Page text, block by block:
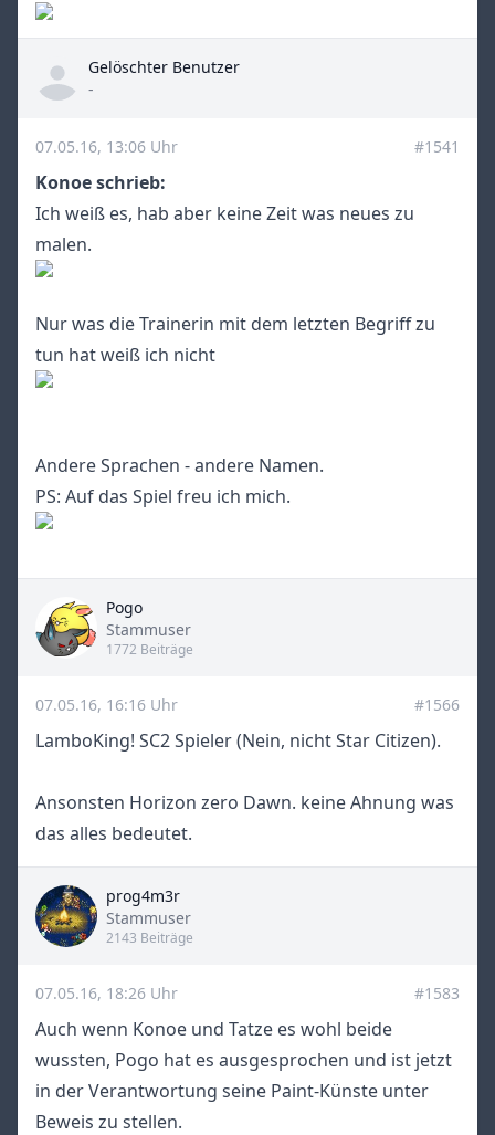
Gelöschter Benutzer
Title
-
07.05.16, 13:06 Uhr #1541
Konoe schrieb:
Ich weiß es, hab aber keine Zeit was neues zu
malen.
Nur was die Trainerin mit dem letzten Begriff zu
tun hat weiß ich nicht
Andere Sprachen - andere Namen.
PS: Auf das Spiel freu ich mich.
Pogo
Title
Stammuser
1772 Beiträge
07.05.16, 16:16 Uhr #1566
LamboKing! SC2 Spieler (Nein, nicht Star Citizen).
Ansonsten Horizon zero Dawn. keine Ahnung was
das alles bedeutet.
prog4m3r
Title
Stammuser
2143 Beiträge
07.05.16, 18:26 Uhr #1583
Auch wenn Konoe und Tatze es wohl beide
wussten, Pogo hat es ausgesprochen und ist jetzt
in der Verantwortung seine Paint-Künste unter
Beweis zu stellen.